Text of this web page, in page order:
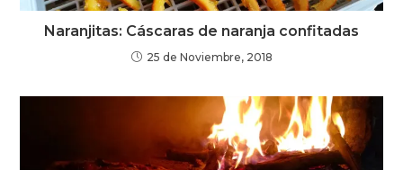
Naranjitas: Cáscaras de naranja confitadas
25 de Noviembre, 2018